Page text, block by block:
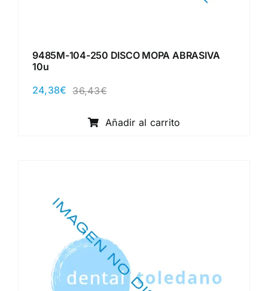
9485M-104-250 DISCO MOPA ABRASIVA
10u
36,43€El
original
era:
24,38€
El
actual
es:
Añadir al carrito